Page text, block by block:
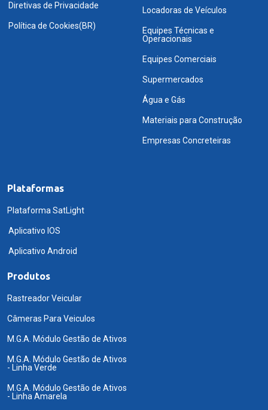
Diretivas de Privacidade
Política de Cookies(BR)
Locadoras de Veículos
Equipes Técnicas e
Operacionais
Equipes Comerciais
Supermercados
Água e Gás
Materiais para Construção
Empresas Concreteiras
Plataformas
Plataforma SatLight
Aplicativo IOS
Aplicativo Android
Produtos
Rastreador Veicular
Câmeras Para Veiculos
M.G.A. Módulo Gestão de Ativos
M.G.A. Módulo Gestão de Ativos
- Linha Verde
M.G.A. Módulo Gestão de Ativos
- Linha Amarela